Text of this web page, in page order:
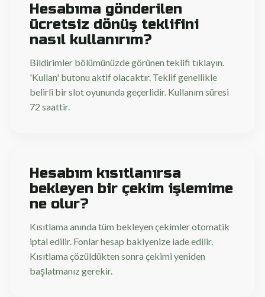
Hesabıma gönderilen
ücretsiz dönüş teklifini
nasıl kullanırım?
Bildirimler bölümünüzde görünen teklifi tıklayın.
'Kullan' butonu aktif olacaktır. Teklif genellikle
belirli bir slot oyununda geçerlidir. Kullanım süresi
72 saattir.
Hesabım kısıtlanırsa
bekleyen bir çekim işlemime
ne olur?
Kısıtlama anında tüm bekleyen çekimler otomatik
iptal edilir. Fonlar hesap bakiyenize iade edilir.
Kısıtlama çözüldükten sonra çekimi yeniden
başlatmanız gerekir.